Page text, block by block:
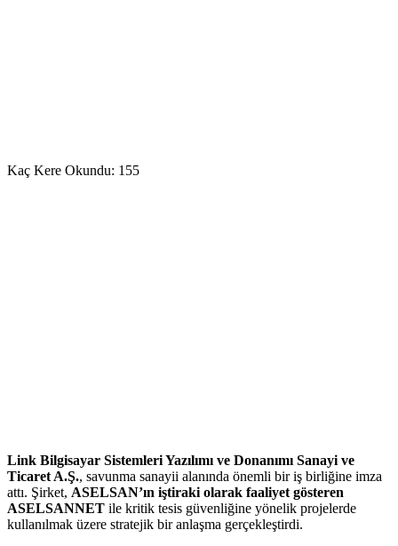
Kaç Kere Okundu: 155
Link Bilgisayar Sistemleri Yazılımı ve Donanımı Sanayi ve
Ticaret A.Ş., savunma sanayii alanında önemli bir iş birliğine imza
attı. Şirket, ASELSAN’ın iştiraki olarak faaliyet gösteren
ASELSANNET ile kritik tesis güvenliğine yönelik projelerde
kullanılmak üzere stratejik bir anlaşma gerçekleştirdi.